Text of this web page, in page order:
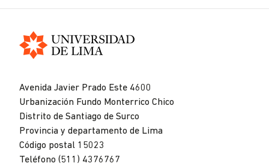
Avenida Javier Prado Este 4600
Urbanización Fundo Monterrico Chico
Distrito de Santiago de Surco
Provincia y departamento de Lima
Código postal 15023
Teléfono (511) 4376767